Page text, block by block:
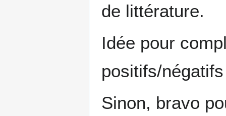
de littérature.
Idée pour
positifs/négatifs
Sinon, bravo